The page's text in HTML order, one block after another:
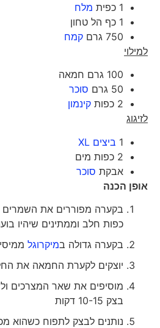
1 כפית
מלח
1 כף הל טחון
750 גרם
קמח
למילוי
100 גרם חמאה
50 גרם
סוכר
2 כפות
קינמון
לזיגוג
1
ביצים XL
2 כפות מים
אבקתסוכר
אופן הכנה
כפות חלב וממתינים שיהיו
בקערה גדולה במיקרוגלממיסים
יוצקים לקערת החמאה את
מוסיפים את שאר המצרכים
בצק 10-15 דקות
נותנים לבצק לתפוח כשהוא